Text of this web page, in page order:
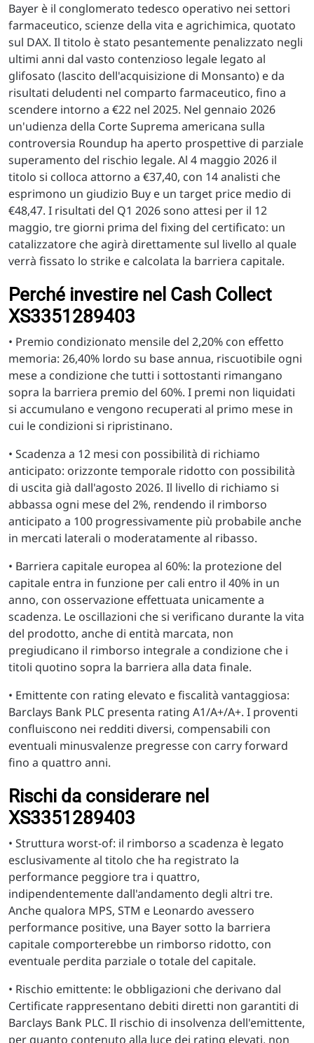
Bayer è il conglomerato tedesco operativo nei settori
farmaceutico, scienze della vita e agrichimica, quotato
sul DAX. Il titolo è stato pesantemente penalizzato negli
ultimi anni dal vasto contenzioso legale legato al
glifosato (lascito dell'acquisizione di Monsanto) e da
risultati deludenti nel comparto farmaceutico, fino a
scendere intorno a €22 nel 2025. Nel gennaio 2026
un'udienza della Corte Suprema americana sulla
controversia Roundup ha aperto prospettive di parziale
superamento del rischio legale. Al 4 maggio 2026 il
titolo si colloca attorno a €37,40, con 14 analisti che
esprimono un giudizio Buy e un target price medio di
€48,47. I risultati del Q1 2026 sono attesi per il 12
maggio, tre giorni prima del fixing del certificato: un
catalizzatore che agirà direttamente sul livello al quale
verrà fissato lo strike e calcolata la barriera capitale.
Perché investire nel Cash Collect
XS3351289403
• Premio condizionato mensile del 2,20% con effetto
memoria: 26,40% lordo su base annua, riscuotibile ogni
mese a condizione che tutti i sottostanti rimangano
sopra la barriera premio del 60%. I premi non liquidati
si accumulano e vengono recuperati al primo mese in
cui le condizioni si ripristinano.
• Scadenza a 12 mesi con possibilità di richiamo
anticipato: orizzonte temporale ridotto con possibilità
di uscita già dall'agosto 2026. Il livello di richiamo si
abbassa ogni mese del 2%, rendendo il rimborso
anticipato a 100 progressivamente più probabile anche
in mercati laterali o moderatamente al ribasso.
• Barriera capitale europea al 60%: la protezione del
capitale entra in funzione per cali entro il 40% in un
anno, con osservazione effettuata unicamente a
scadenza. Le oscillazioni che si verificano durante la vita
del prodotto, anche di entità marcata, non
pregiudicano il rimborso integrale a condizione che i
titoli quotino sopra la barriera alla data finale.
• Emittente con rating elevato e fiscalità vantaggiosa:
Barclays Bank PLC presenta rating A1/A+/A+. I proventi
confluiscono nei redditi diversi, compensabili con
eventuali minusvalenze pregresse con carry forward
fino a quattro anni.
Rischi da considerare nel
XS3351289403
• Struttura worst-of: il rimborso a scadenza è legato
esclusivamente al titolo che ha registrato la
performance peggiore tra i quattro,
indipendentemente dall'andamento degli altri tre.
Anche qualora MPS, STM e Leonardo avessero
performance positive, una Bayer sotto la barriera
capitale comporterebbe un rimborso ridotto, con
eventuale perdita parziale o totale del capitale.
• Rischio emittente: le obbligazioni che derivano dal
Certificate rappresentano debiti diretti non garantiti di
Barclays Bank PLC. Il rischio di insolvenza dell'emittente,
per quanto contenuto alla luce dei rating elevati, non